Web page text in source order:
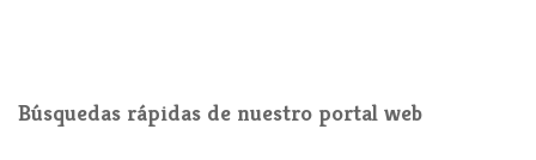
Búsquedas rápidas de nuestro portal web